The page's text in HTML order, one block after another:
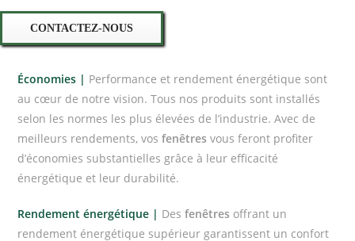
CONTACTEZ-NOUS
Économies | Performance et rendement énergétique sont
au cœur de notre vision. Tous nos produits sont installés
selon les normes les plus élevées de l’industrie. Avec de
meilleurs rendements, vosfenêtres vous feront profiter
d’économies substantielles grâce à leur efficacité
énergétique et leur durabilité.
Rendement énergétique | Desfenêtres offrant un
rendement énergétique supérieur garantissent un confort